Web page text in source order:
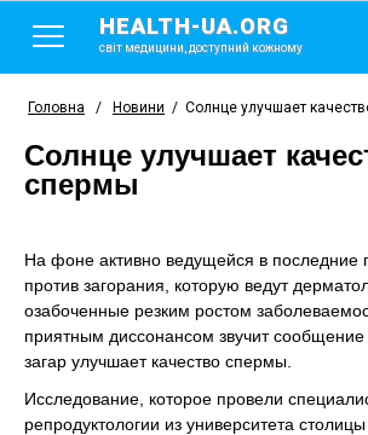
HEALTH-UA.ORG
світ медицини, доступний кожному
Головна / Новини / Солнце улучшает
Солнце улучшает
спермы
На фоне активно ведущейся в последние
против загорания, которую ведут
озабоченные резким ростом
приятным диссонансом звучит сообщение
загар улучшает качество спермы.
Исследование, которое провели
репродуктологии из университета